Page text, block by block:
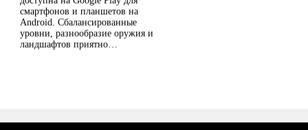
смартфонов и планшетов на
Android. Сбалансированные
уровни, разнообразие оружия и
ландшафтов приятно…